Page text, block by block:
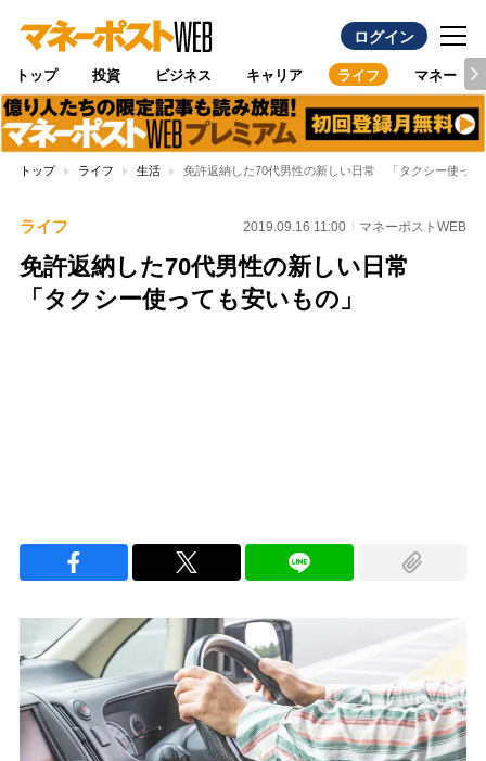
ログイン
トップ 投資 ビジネス キャリア ライフ マネー
トップ ライフ 生活 免許返納した70代男性の新しい日常 「タクシー使って
ライフ 2019.09.16 11:00 マネーポストWEB
免許返納した70代男性の新しい日常
「タクシー使っても安いもの」